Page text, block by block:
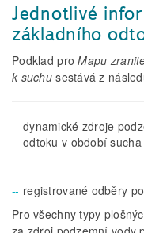
Jednotlivé
základního
Podklad proMapu
k suchusestává z
dynamické zdroje
odtoku v období
registrované odběry
Pro všechny typy